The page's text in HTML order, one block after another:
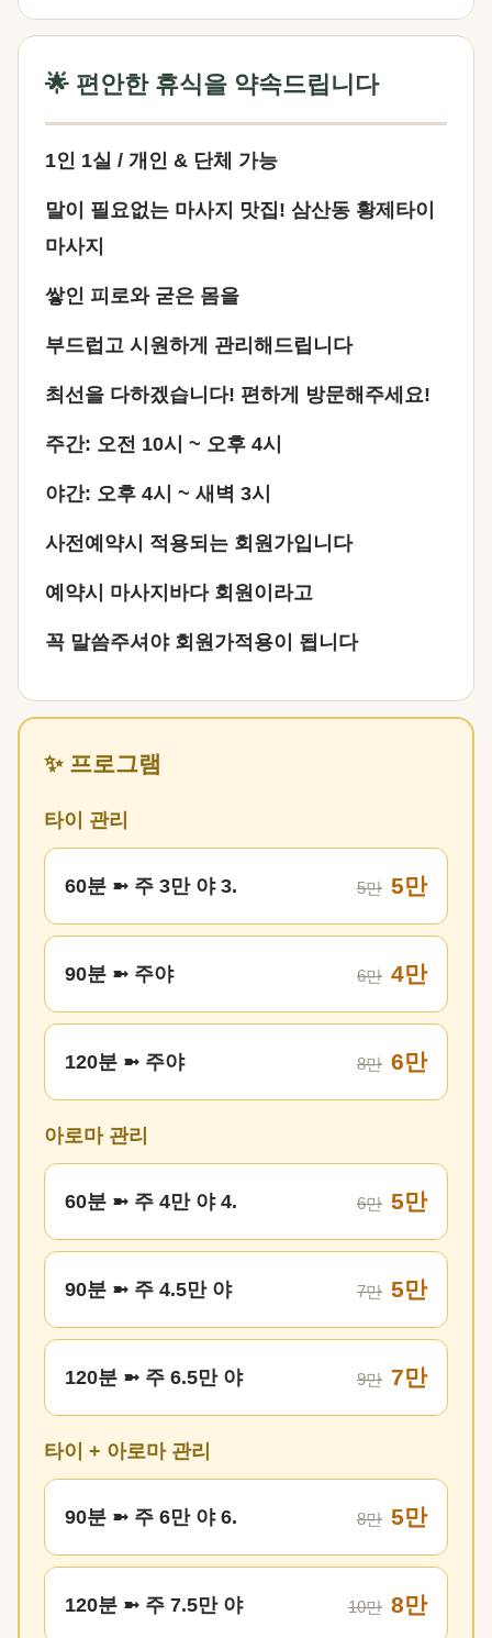
🌟 편안한 휴식을 약속드립니다
1인 1실 / 개인 & 단체 가능
말이 필요없는 마사지 맛집! 삼산동 황제타이
마사지
쌓인 피로와 굳은 몸을
부드럽고 시원하게 관리해드립니다
최선을 다하겠습니다! 편하게 방문해주세요!
주간: 오전 10시 ~ 오후 4시
야간: 오후 4시 ~ 새벽 3시
사전예약시 적용되는 회원가입니다
예약시 마사지바다 회원이라고
꼭 말씀주셔야 회원가적용이 됩니다
✨ 프로그램
타이 관리
60분 ➼ 주 3만 야 3. 5만 5만
90분 ➼ 주야 6만 4만
120분 ➼ 주야 8만 6만
아로마 관리
60분 ➼ 주 4만 야 4. 6만 5만
90분 ➼ 주 4.5만 야 7만 5만
120분 ➼ 주 6.5만 야 9만 7만
타이 + 아로마 관리
90분 ➼ 주 6만 야 6. 8만 5만
120분 ➼ 주 7.5만 야 10만 8만